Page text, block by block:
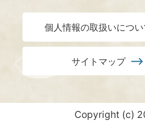
個人情報の取扱いについ
サイトマップ
Copyright (c)